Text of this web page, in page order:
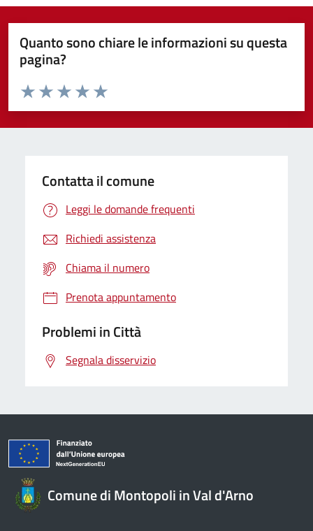
Quanto sono chiare le informazioni su questa
pagina?
Domanda
Valuta da 1 a 5 stelle la pagina
Valuta 5 stelle su 5
Valuta 4 stelle su 5
Valuta 3 stelle su 5
Valuta 2 stelle su 5
Valuta 1 stelle su 5
Contatta il comune
Leggi le domande frequenti
Richiedi assistenza
Chiama il numero
Prenota appuntamento
Problemi in Città
Segnala disservizio
Comune di Montopoli in Val d'Arno